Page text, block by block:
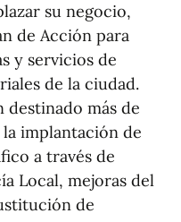
su negocio,
de Acción para
y servicios de
de la ciudad.
destinado más de
implantación de
a través de
Local, mejoras del
de